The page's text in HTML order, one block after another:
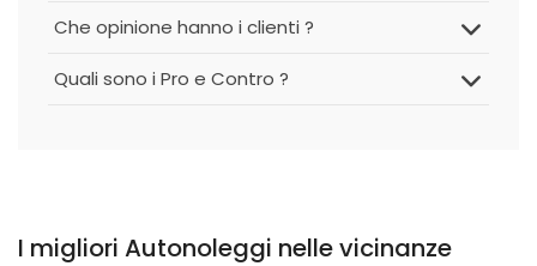
Che opinione hanno i clienti ?
Quali sono i Pro e Contro ?
I migliori Autonoleggi nelle vicinanze